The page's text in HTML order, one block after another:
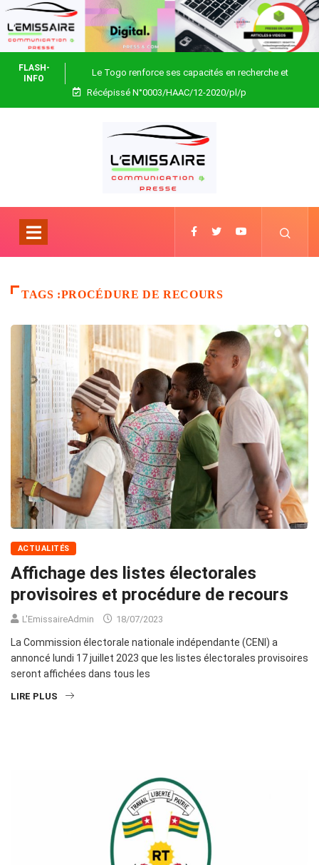
FLASH-
INFO
Le Togo renforce ses capacités en recherche et
biotechnologie
Récépissé N°0003/HAAC/12-2020/pl/p
TAGS :PROCÉDURE DE RECOURS
ACTUALITÉS
Affichage des listes électorales
provisoires et procédure de recours
L'EmissaireAdmin 18/07/2023
La Commission électorale nationale indépendante (CENI) a
annoncé lundi 17 juillet 2023 que les listes électorales provisoires
seront affichées dans tous les
LIRE PLUS